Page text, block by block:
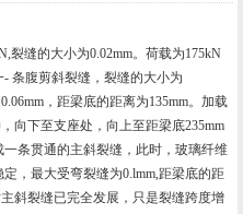
裂缝的大小为0.02mm。荷载为175kN
条腹剪斜裂缝，裂缝的大小为
，距梁底的距离为135mm。加载
向下至支座处，向上至距梁底235mm
条贯通的主斜裂缝，此时， 玻璃纤维
，最大受弯裂缝为0.lmm,距梁底的距
斜裂缝已完全发展，只是裂缝跨度增